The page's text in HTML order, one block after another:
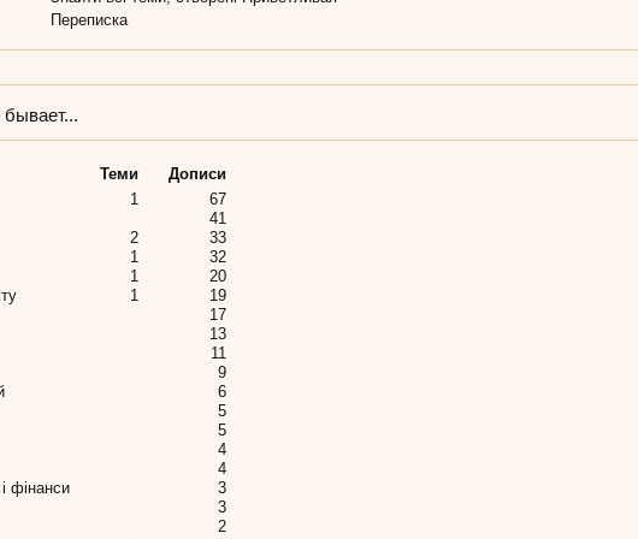
Переписка
бывает...
Теми
Дописи
1
67
41
2
33
1
32
1
20
1
19
17
13
11
9
6
5
5
4
4
фінанси
3
3
2